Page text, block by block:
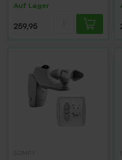
Auf Lager
259,95
SOMFY